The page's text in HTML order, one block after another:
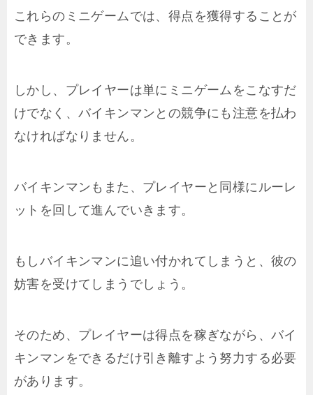
これらのミニゲームでは、得点を獲得することが
できます。
しかし、プレイヤーは単にミニゲームをこなすだ
けでなく、バイキンマンとの競争にも注意を払わ
なければなりません。
バイキンマンもまた、プレイヤーと同様にルーレ
ットを回して進んでいきます。
もしバイキンマンに追い付かれてしまうと、彼の
妨害を受けてしまうでしょう。
そのため、プレイヤーは得点を稼ぎながら、バイ
キンマンをできるだけ引き離すよう努力する必要
があります。